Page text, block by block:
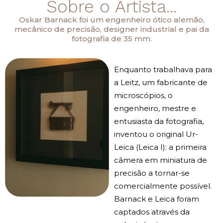
Sobre o Artista...
Oskar Barnack foi um engenheiro ótico alemão,
mecânico de precisão, designer industrial e pai da
fotografia de 35 mm.
Enquanto trabalhava para
a Leitz, um fabricante de
microscópios, o
engenheiro, mestre e
entusiasta da fotografia,
inventou o original Ur-
Leica (Leica I): a primeira
câmera em miniatura de
precisão a tornar-se
comercialmente possível.
Barnack e Leica foram
captados através da